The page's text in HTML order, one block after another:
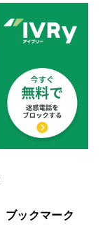
ブックマーク